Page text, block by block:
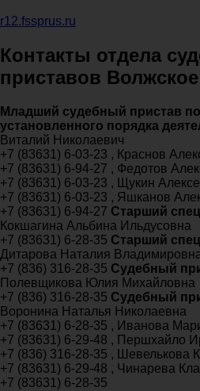
r12.fssprus.ru
Контакты отдела
приставов
Младший судебный пристав
установленного порядка
Виталий Николаевич
+7 (83631) 6-03-23 , Краснов
+7 (83631) 6-94-27 , Федотов
+7 (83631) 6-03-23 , Щукин
+7 (83631) 6-03-23 , Яшканов
+7 (83631) 6-94-27 Старший
Кокшагина Альбина Ильдусовна
+7 (83631) 6-28-35 Старший
Дитарова Наталия
+7 (836) 316-28-35 Судебный
Полевщикова Юлия Михайловна
+7 (836) 316-28-35 Судебный
Воронина Наталья Николаевна
+7 (83631) 6-28-35 , Иванова
+7 (83631) 6-29-48 , Першхайло
+7 (836) 316-28-35 , Шевелькова
+7 (83631) 6-29-48 , Чинарева
+7 (83631) 6-28-35